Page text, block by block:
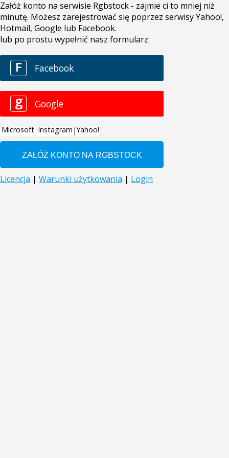
Załóż konto na serwisie Rgbstock - zajmie ci to mniej niż
minutę. Możesz zarejestrować się poprzez serwisy Yahoo!,
Hotmail, Google lub Facebook.
lub po prostu wypełnić nasz formularz
F Facebook
g Google
Microsoft Instagram Yahoo!
Licencja | Warunki użytkowania | Login